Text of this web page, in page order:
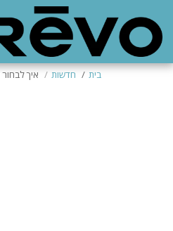
בית חדשות איך